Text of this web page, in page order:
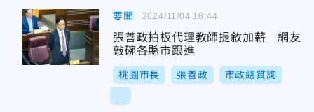
要聞
張善政拍板代理教師提敘加薪 網友
敲碗各縣市跟進
桃園市長 張善政 市政總質詢
2024/11/04 18:44